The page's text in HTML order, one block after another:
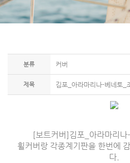
분류 커버
제목 김포_아라마리나-베네토_
[보트커버]김포_아라마리나
휠커버랑 각종계기판을 한번에
다.